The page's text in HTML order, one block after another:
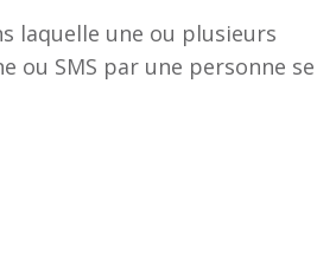
laquelle une ou plusieurs
SMS par une personne se